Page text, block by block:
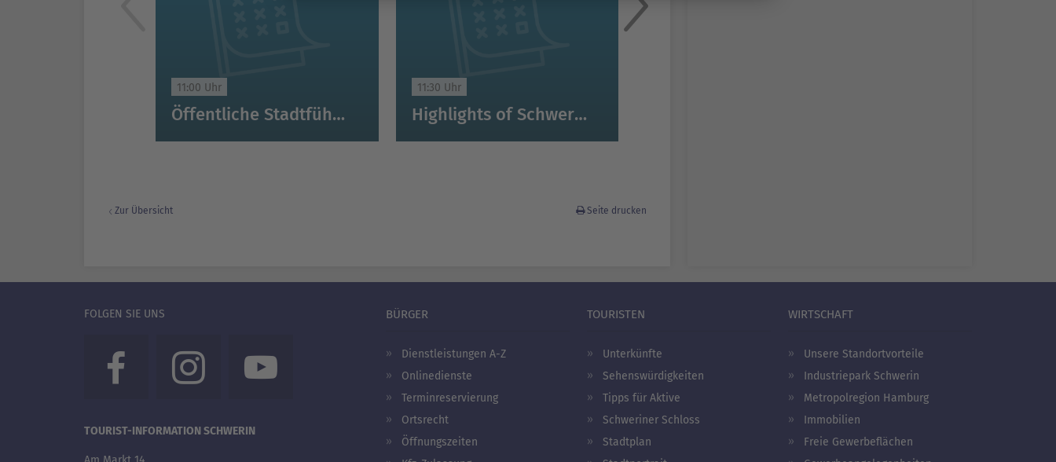
11:00 Uhr
Öffentliche Stadtführung Schwerin
11:30 Uhr
Highlights of Schwerin Walking Tour - In English
Zur Übersicht Seite drucken
FOLGEN SIE UNS
TOURIST-INFORMATION SCHWERIN
BÜRGER
Dienstleistungen A-Z
Onlinedienste
Terminreservierung
Ortsrecht
Öffnungszeiten
TOURISTEN
Unterkünfte
Sehenswürdigkeiten
Tipps für Aktive
Schweriner Schloss
Stadtplan
WIRTSCHAFT
Unsere Standortvorteile
Industriepark Schwerin
Metropolregion Hamburg
Immobilien
Freie Gewerbeflächen